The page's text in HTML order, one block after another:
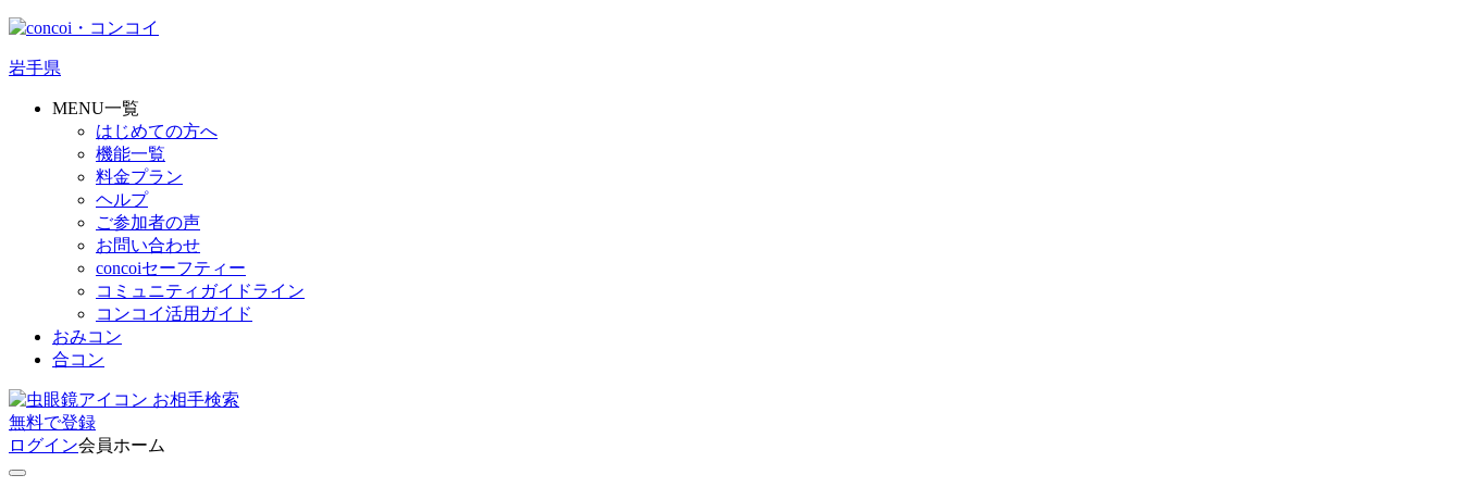
岩手県
MENU一覧
はじめての方へ
機能一覧
料金プラン
ヘルプ
ご参加者の声
お問い合わせ
concoiセーフティー
コミュニティガイドライン
コンコイ活用ガイド
おみコン
合コン
お相手検索
無料で登録
ログイン会員ホーム